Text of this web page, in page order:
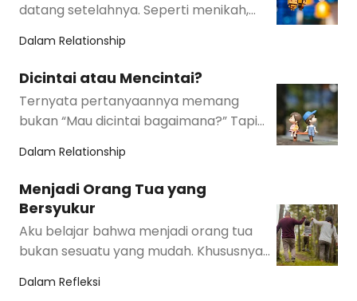
datang setelahnya. Seperti menikah,
kapan?&qu…
Dalam Relationship
Dicintai atau Mencintai?
Ternyata pertanyaannya memang
bukan “Mau dicintai bagaimana?” Tapi
Menjawab yang …
Dalam Relationship
Menjadi Orang Tua yang
Bersyukur
Aku belajar bahwa menjadi orang tua
bukan sesuatu yang mudah. Khususnya
dan anak ya…
Dalam Refleksi